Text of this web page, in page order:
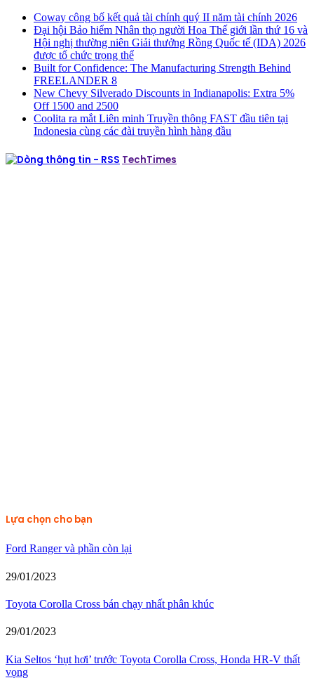
Coway công bố kết quả tài chính quý II năm tài chính 2026
Đại hội Bảo hiểm Nhân thọ người Hoa Thế giới lần thứ 16 và
Hội nghị thường niên Giải thưởng Rồng Quốc tế (IDA) 2026
được tổ chức trọng thể
Built for Confidence: The Manufacturing Strength Behind
FREELANDER 8
New Chevy Silverado Discounts in Indianapolis: Extra 5%
Off 1500 and 2500
Coolita ra mắt Liên minh Truyền thông FAST đầu tiên tại
Indonesia cùng các đài truyền hình hàng đầu
TechTimes
Lựa chọn cho bạn
Ford Ranger và phần còn lại
29/01/2023
Toyota Corolla Cross bán chạy nhất phân khúc
29/01/2023
Kia Seltos ‘hụt hơi’ trước Toyota Corolla Cross, Honda HR-V thất
vọng